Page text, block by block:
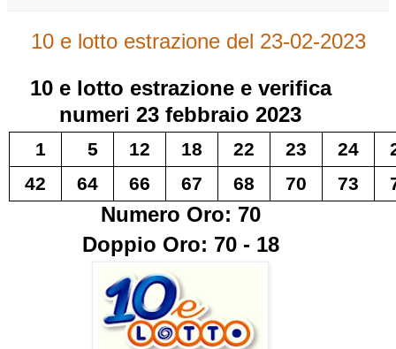
10 e lotto estrazione del 23-02-2023
10 e lotto estrazione e verifica
numeri 23 febbraio 2023
1 5 12 18 22 23 24
42
64 66 67 68 70 73
Numero Oro: 70
Doppio Oro: 70 - 18